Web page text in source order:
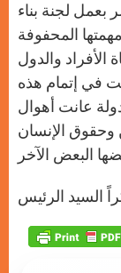
لجنة بناء
المحفوفة
الأفراد والدول
في إتمام هذه
عانت أهوال
وحقوق الإنسان